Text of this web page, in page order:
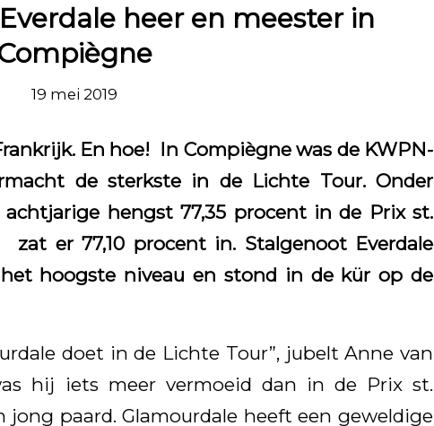
heer en meester in
19 mei 2019
En hoe! In Compiègne was de KWPN-
de sterkste in de Lichte Tour. Onder
hengst 77,35 procent in de Prix st.
er 77,10 procent in. Stalgenoot Everdale
hoogste niveau en stond in de kür op de
doet in de Lichte Tour”, jubelt Anne van
hij iets meer vermoeid dan in de Prix st.
jong paard. Glamourdale heeft een geweldige